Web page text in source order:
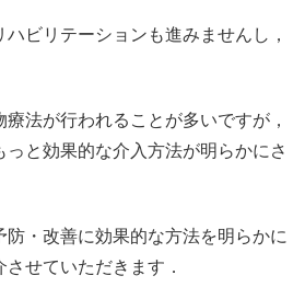
ビリテーションも進みませんし，
法が行われることが多いですが，
と効果的な介入方法が明らかにさ
防・改善に効果的な方法を明らかに
せていただきます．